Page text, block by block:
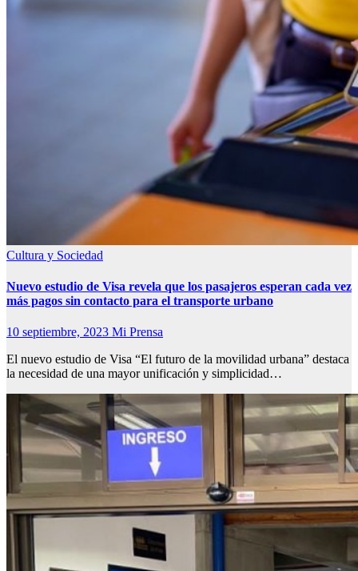
Cultura y Sociedad
Nuevo estudio de Visa revela que los pasajeros esperan cada vez
más pagos sin contacto para el transporte urbano
10 septiembre, 2023 Mi Prensa
El nuevo estudio de Visa “El futuro de la movilidad urbana” destaca
la necesidad de una mayor unificación y simplicidad…